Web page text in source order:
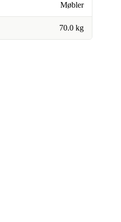
Møbler
70.0 kg